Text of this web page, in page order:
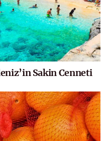
Sakin Cenneti